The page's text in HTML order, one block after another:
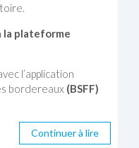
la plateforme
l’application
bordereaux (BSFF)
Continuer à lire